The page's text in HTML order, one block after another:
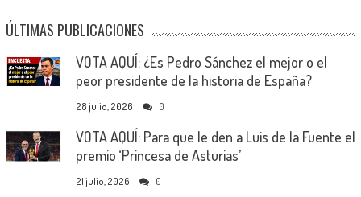
ÚLTIMAS PUBLICACIONES
VOTA AQUÍ: ¿Es Pedro Sánchez el mejor o el
peor presidente de la historia de España?
28 julio, 2026 0
VOTA AQUÍ: Para que le den a Luis de la Fuente el
premio ‘Princesa de Asturias’
21 julio, 2026 0